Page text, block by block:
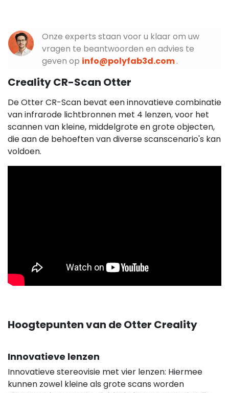
Onze experts staan voor u klaar om uw
vragen te beantwoorden en advies te
geven op info@polyfab3d.com.
Creality CR-Scan Otter
De Otter CR-Scan bevat een innovatieve combinatie
van infrarode lichtbronnen met 4 lenzen, voor het
scannen van kleine, middelgrote en grote objecten,
die aan de behoeften van diverse scanscenario's kan
voldoen.
Hoogtepunten van de Otter Creality
Innovatieve lenzen
Innovatieve stereovisie met vier lenzen: Hiermee
kunnen zowel kleine als grote scans worden